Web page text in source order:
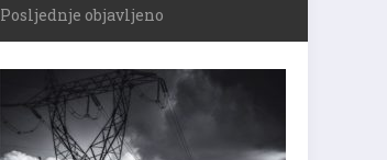
Posljednje objavljeno